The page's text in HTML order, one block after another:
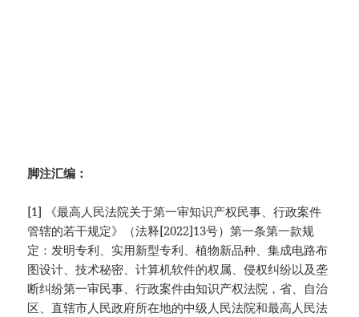
脚注汇编：
[1] 《最高人民法院关于第一审知识产权民事、行政案件
管辖的若干规定》（法释[2022]13号）第一条第一款规
定：发明专利、实用新型专利、植物新品种、集成电路布
图设计、技术秘密、计算机软件的权属、侵权纠纷以及垄
断纠纷第一审民事、行政案件由知识产权法院，省、自治
区、直辖市人民政府所在地的中级人民法院和最高人民法